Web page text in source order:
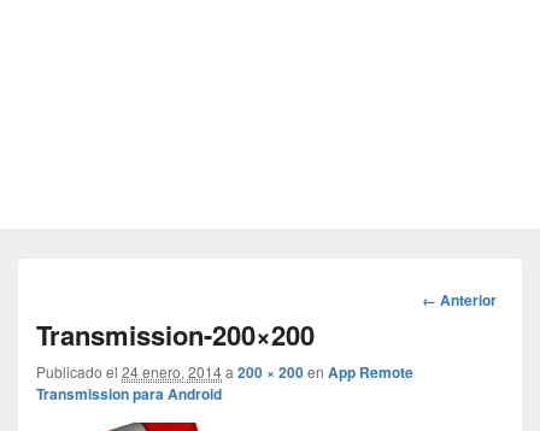
Navegador
← Anterior
Transmission-200×200
Publicado el 24 enero, 2014a 200 × 200en App Remote
Transmission para Android